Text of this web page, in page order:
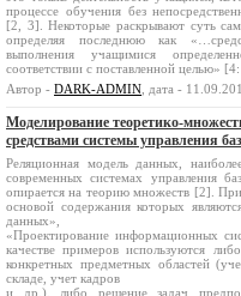
процессе обучения без
[2, 3]. Некоторые раскрывают суть
определяя последнюю как
выполнения учащимися
соответствии с поставленной целью» [4:
Автор - DARK-ADMIN , дата -
Моделирование теоретико-
средствами системы управления
Реляционная модель данных,
современных системах управления
опирается на теорию множеств [2].
основой содержания которых
данных»,
«Проектирование информационных
качестве примеров используются
конкретных предметных областей
складе, учет кадров
и др.), либо решение задач